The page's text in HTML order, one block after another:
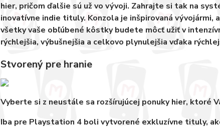
hier, pričom ďalšie sú už vo vývoji. Zahrajte si tak na
inovatívne indie tituly. Konzola je inšpirovaná vývojármi,
všetky vaše obľúbené kôstky budete môcť užiť v
rýchlejšia, výbušnejšia a celkovo plynulejšia vďaka
Stvorený pre hranie
Vyberte si z neustále sa rozšírujúcej ponuky hier, ktoré
Iba pre Playstation 4 boli vytvorené exkluzívne tituly,